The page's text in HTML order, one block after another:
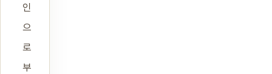
인
으
로
부